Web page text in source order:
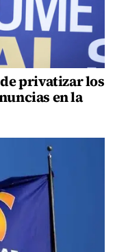
privatizar los
en la